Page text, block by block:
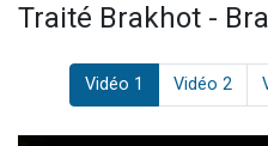
Traité Brakhot -
Vidéo 1 Vidéo 2